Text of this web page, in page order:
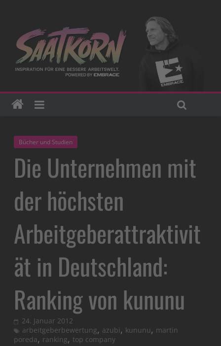
Bücher und Studien
Die Unternehmen mit
der höchsten
Arbeitgeberattraktivit
ät in Deutschland:
Ranking von kununu
24. Januar 2012
arbeitgeberbewertung, azubi, kununu, martin
poreda, ranking,top company